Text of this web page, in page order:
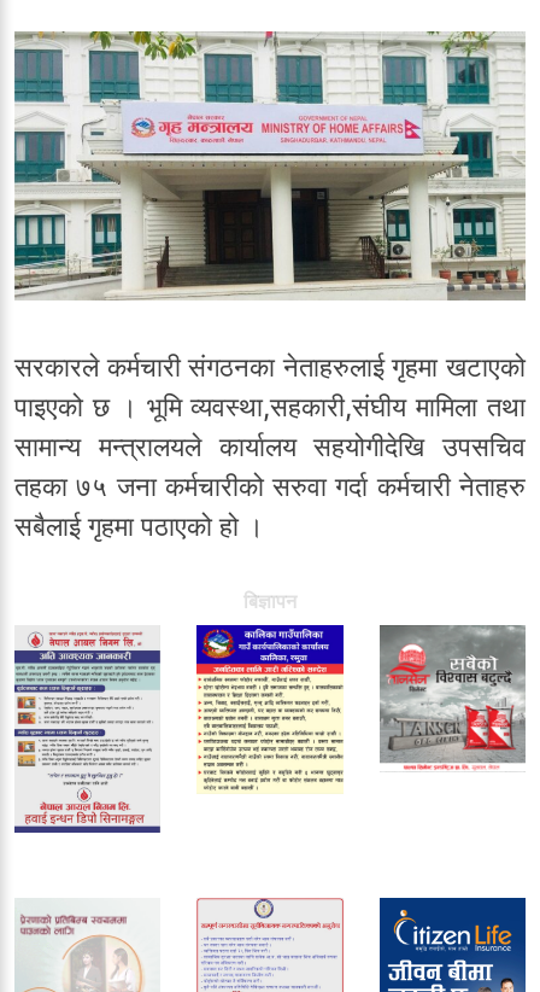
सरकारले कर्मचारी संगठनका नेताहरुलाई गृहमा खटाएको
पाइएको छ । भूमि व्यवस्था,सहकारी,संघीय मामिला तथा
सामान्य मन्त्रालयले कार्यालय सहयोगीदेखि उपसचिव
तहका ७५ जना कर्मचारीको सरुवा गर्दा कर्मचारी नेताहरु
सबैलाई गृहमा पठाएको हो ।
बिज्ञापन